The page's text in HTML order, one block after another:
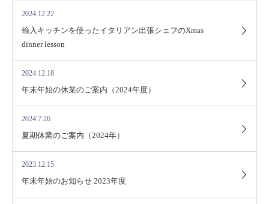
2024.12.22
輸入キッチンを使ったイタリアン出張シェフのXmas
dinner lesson
2024.12.18
年末年始の休業のご案内（2024年度）
2024.7.26
夏期休業のご案内（2024年）
2023.12.15
年末年始のお知らせ 2023年度